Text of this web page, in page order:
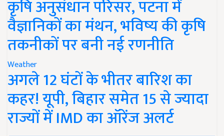
कृषि अनुसंधान परिसर, पटना में
वैज्ञानिकों का मंथन, भविष्य की कृषि
तकनीकों पर बनी नई रणनीति
Weather
अगले 12 घंटों के भीतर बारिश का
कहर! यूपी, बिहार समेत 15 से ज्यादा
राज्यों में IMD का ऑरेंज अलर्ट